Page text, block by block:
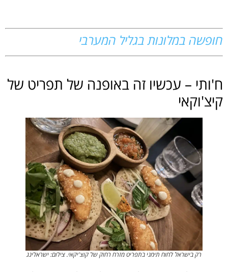
חופשה במלונות בגליל המערבי
ח'ותי – עכשיו זה באופנה של תפריט של
קיצ'וקאי
רק בישראל לחוח תימני בתפריט מזרח רחוק של קוצ'יקאי. צילום: ישראלינג